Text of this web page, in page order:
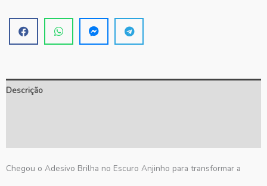
Descrição
Chegou o Adesivo Brilha no Escuro Anjinho para transformar a